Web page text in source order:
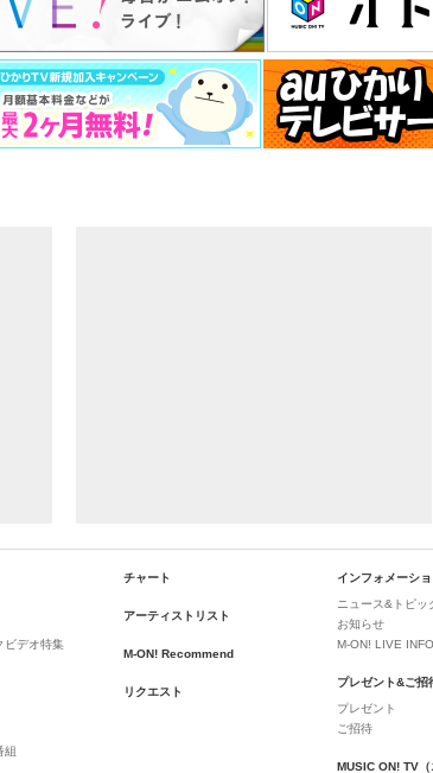
ビデオ特集
組
チャート
アーティストリスト
M-ON! Recommend
リクエスト
インフォメーシ
ニュース&トピッ
お知らせ
M-ON! LIVE
プレゼント&ご招
プレゼント
ご招待
MUSIC ON! TV（